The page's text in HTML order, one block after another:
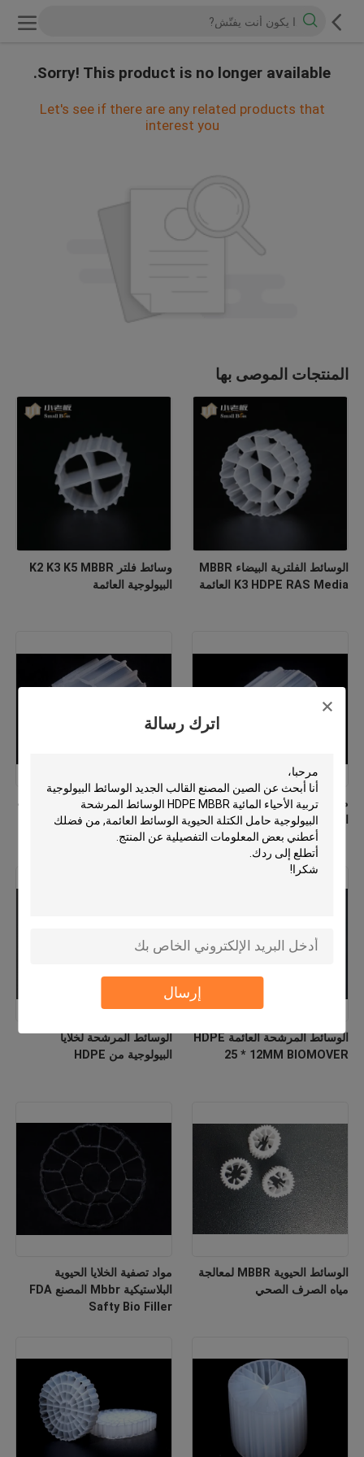
اترك رسالة
إرسال
Sorry! This product is no longer available.
Let's see if there are any related products that
interest you
المنتجات الموصى بها
وسائط فلتر K2 K3 K5 MBBR
البيولوجية العائمة
الوسائط الفلترية البيضاء MBBR
K3 HDPE RAS Media العائمة
PE03 MBBR الوسائط البيولوجية
الصين المصنع المواد البيولوجية
الجديدة Hdpe
مصنع الوسائط المرشحة من
الوسائط المرشحة لخلايا
البيولوجية من HDPE
الوسائط المرشحة العائمة HDPE
25 * 12MM BIOMOVER
مواد تصفية الخلايا الحيوية
البلاستيكية Mbbr المصنع FDA
Safty Bio Filler
الوسائط الحيوية MBBR لمعالجة
مياه الصرف الصحي